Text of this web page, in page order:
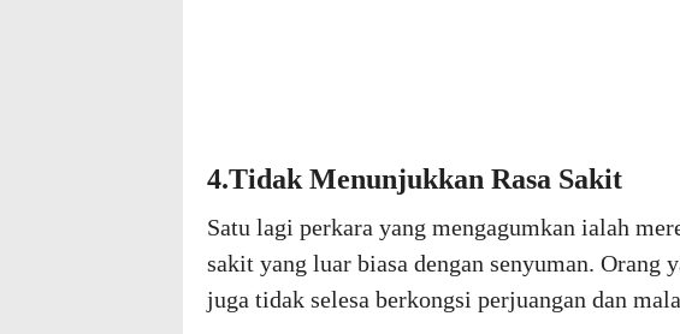
4.Tidak Menunjukkan Rasa Sakit
Satu lagi perkara yang mengagumkan ialah
sakit yang luar biasa dengan senyuman. Orang
juga tidak selesa berkongsi perjuangan dan